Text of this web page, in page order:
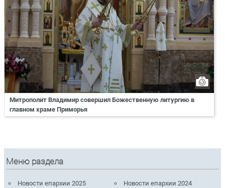
Митрополит Владимир совершил Божественную литургию в
главном храме Приморья
Меню раздела
Новости епархии 2025
Новости епархии 2024